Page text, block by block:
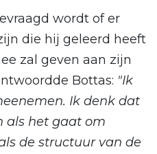
wordt of er
die hij geleerd heeft
zal geven aan zijn
Bottas: "Ik
Ik denk dat
als het gaat om
de structuur van de